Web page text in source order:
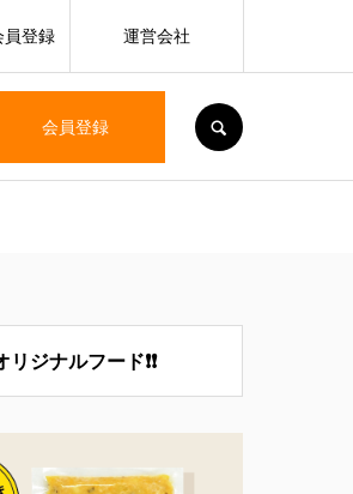
会員登録
員登録 運営会社
ジナルフード❗❗